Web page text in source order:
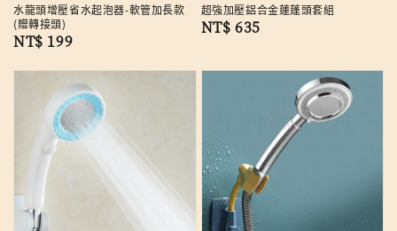
水龍頭增壓省水起泡器-軟管加長款
(贈轉接頭)
Regular
NT$ 199
超強加壓鋁合金蓮蓬頭套組
Regular
NT$ 635